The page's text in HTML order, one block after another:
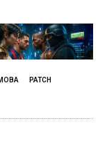
PATCH